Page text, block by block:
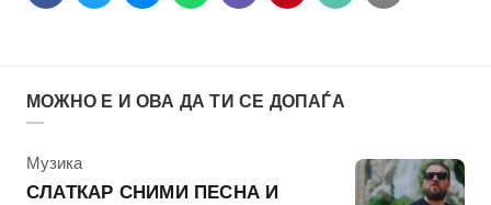
МОЖНО Е И ОВА ДА ТИ СЕ ДОПАЃА
КАтегорија
Музика
СЛАТКАР СНИМИ ПЕСНА И